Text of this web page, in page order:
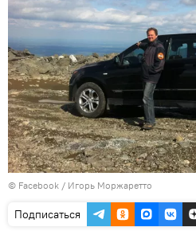
© Facebook / Игорь Моржаретто
Подписаться